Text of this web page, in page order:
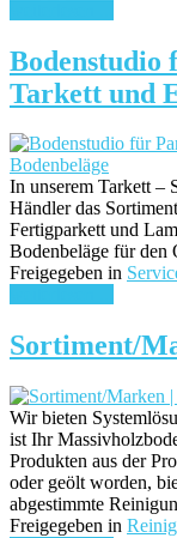
Tarkett und
In unserem Tarkett –
Händler das
Fertigparkett und
Bodenbeläge für
Freigegeben in
Sortiment/
Wir bieten
ist Ihr
Produkten aus der
oder geölt worden,
abgestimmte
Freigegeben in